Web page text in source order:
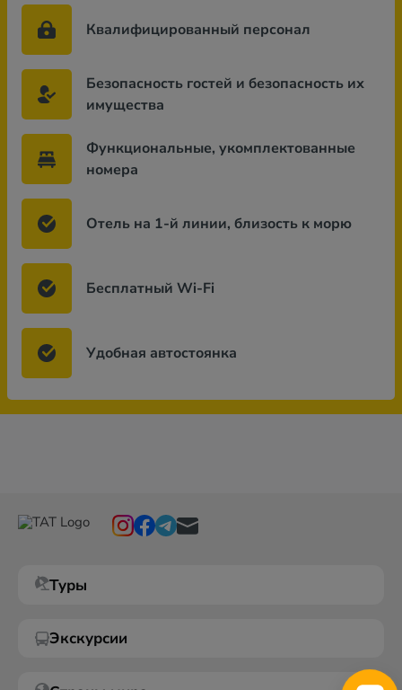
Квалифицированный персонал
Безопасность гостей и безопасность их
имущества
Функциональные, укомплектованные
номера
Отель на 1-й линии, близость к морю
Бесплатный Wi-Fi
Удобная автостоянка
Туры
Экскурсии